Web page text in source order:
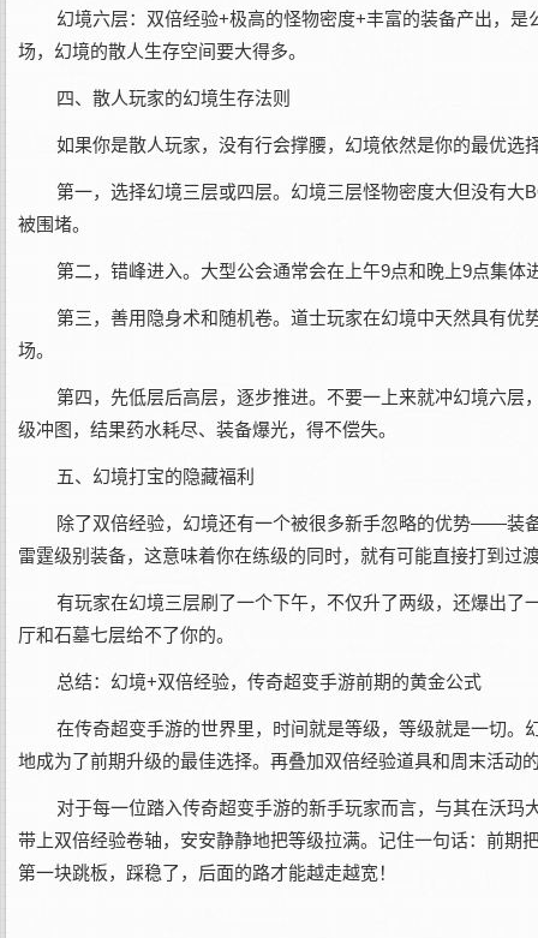
幻境六层‌：双倍经验+极高的怪物密度+丰富的装备产出，
场，幻境的散人生存空间要大得多。
四、散人玩家的幻境生存法则
如果你是散人玩家，没有行会撑腰，幻境依然是你的最优选
第一，‌选择幻境三层或四层‌。幻境三层怪物密度大但没有
被围堵。
第二，‌错峰进入‌。大型公会通常会在上午9点和晚上9点集
第三，‌善用隐身术和随机卷‌。道士玩家在幻境中天然具有
场。
第四，‌先低层后高层，逐步推进‌。不要一上来就冲幻境六
级冲图，结果药水耗尽、装备爆光，得不偿失。
五、幻境打宝的隐藏福利
除了双倍经验，幻境还有一个被很多新手忽略的优势——‌装
雷霆级别装备，这意味着你在练级的同时，就有可能直接打到过
有玩家在幻境三层刷了一个下午，不仅升了两级，还爆出
厅和石墓七层给不了你的。
总结：幻境+双倍经验，传奇超变手游前期的黄金公式
在传奇超变手游的世界里，时间就是等级，等级就是一切
地成为了前期升级的最佳选择。再叠加双倍经验道具和周末活动
对于每一位踏入传奇超变手游的新手玩家而言，与其在沃
带上双倍经验卷轴，安安静静地把等级拉满。记住一句话：前期
第一块跳板，踩稳了，后面的路才能越走越宽！